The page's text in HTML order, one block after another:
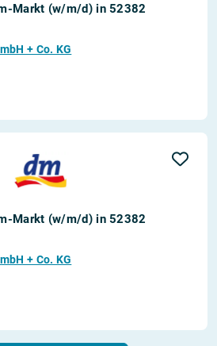
Markt (w/m/d) in 52382
+ Co. KG
Markt (w/m/d) in 52382
+ Co. KG